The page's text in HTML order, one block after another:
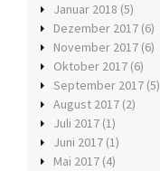
Januar 2018 (5)
Dezember 2017 (6)
November 2017 (6)
Oktober 2017 (6)
September 2017 (5)
August 2017 (2)
Juli 2017 (1)
Juni 2017 (1)
Mai 2017 (4)